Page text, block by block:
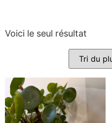
Voici le seul résultat